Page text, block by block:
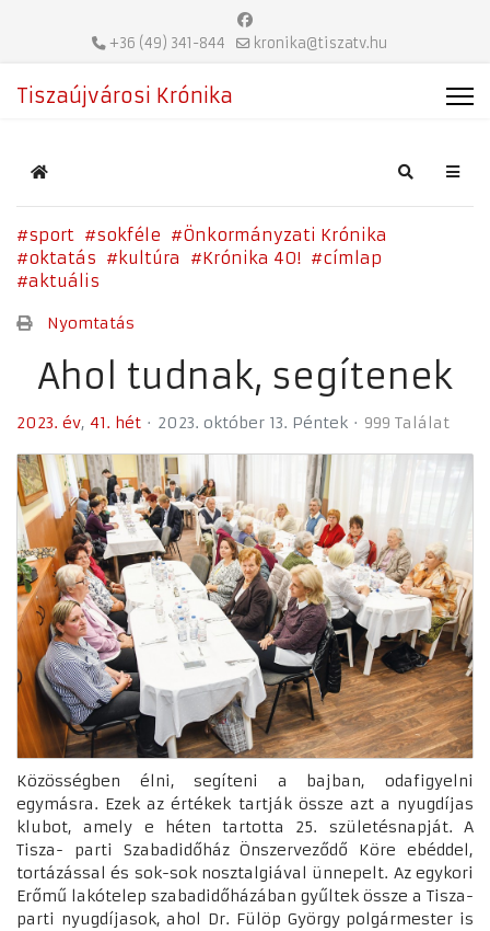
+36 (49) 341-844 kronika@tiszatv.hu
Tiszaújvárosi Krónika
Home Search
sport sokféle
Önkormányzati Krónika
oktatás
kultúra Krónika 40!
címlap
aktuális
Nyomtatás
Ahol tudnak, segítenek
2023. év 41. hét 2023. október 13. Péntek 999 Találat
Közösségben élni, segíteni a bajban, odafigyelni
egymásra. Ezek az értékek tartják össze azt a nyugdíjas
klubot, amely e héten tartotta 25. születésnapját. A
Tisza- parti Szabadidőház Önszerveződő Köre ebéddel,
tortázással és sok-sok nosztalgiával ünnepelt. Az egykori
Erőmű lakótelep szabadidőházában gyűltek össze a Tisza-
parti nyugdíjasok, ahol Dr. Fülöp György polgármester is